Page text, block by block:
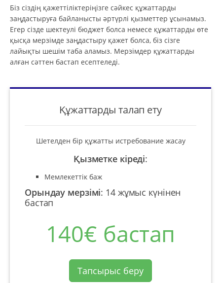
Біз сіздің қажеттіліктеріңізге сәйкес құжаттарды
заңдастыруға байланысты әртүрлі қызметтер ұсынамыз.
Егер сізде шектеулі бюджет болса немесе құжаттарды өте
қысқа мерзімде заңдастыру қажет болса, біз сізге
лайықты шешім таба аламыз. Мерзімдер құжаттарды
алған сәттен бастап есептеледі.
Құжаттарды талап ету
Шетелден бір құжатты истребование жасау
Қызметке кіреді:
Мемлекеттік баж
Орындау мерзімі: 14 жұмыс күнінен
бастап
140€ бастап
Тапсырыс беру